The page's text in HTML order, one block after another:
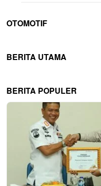
OTOMOTIF
BERITA UTAMA
BERITA POPULER